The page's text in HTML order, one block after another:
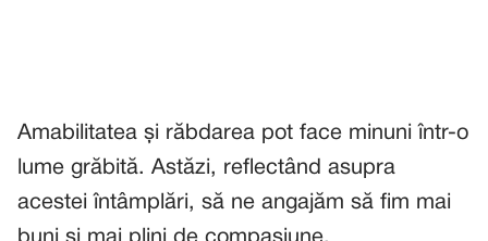
Amabilitatea și răbdarea pot face minuni într-o
lume grăbită. Astăzi, reflectând asupra
acestei întâmplări, să ne angajăm să fim mai